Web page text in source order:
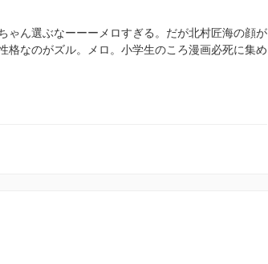
ゃん選ぶなーーーメロすぎる。だが北村匠海の顔が
格なのがズル。メロ。小学生のころ漫画必死に集め